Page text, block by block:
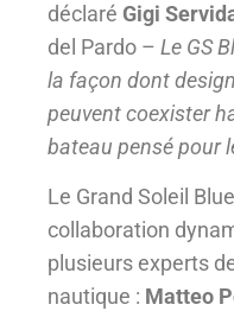
déclaré Gigi
del Pardo – Le GS
la façon dont
peuvent coexister
bateau pensé pour
Le Grand Soleil
collaboration
plusieurs experts
nautique : Matteo